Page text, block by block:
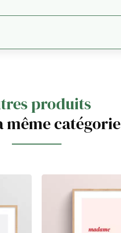
produits
même catégorie